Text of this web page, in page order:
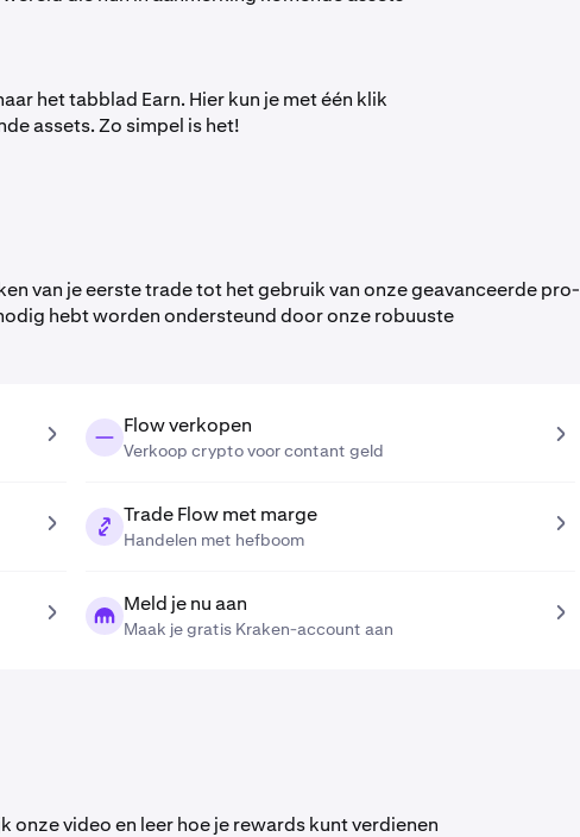
het tabblad Earn. Hier kun je met één klik
assets. Zo simpel is het!
van je eerste trade tot het gebruik van onze geavanceerde pro-
hebt worden ondersteund door onze robuuste
Flow verkopen
Verkoop crypto voor contant geld
Trade Flow met marge
Handelen met hefboom
Meld je nu aan
Maak je gratis Kraken-account aan
onze video en leer hoe je rewards kunt verdienen